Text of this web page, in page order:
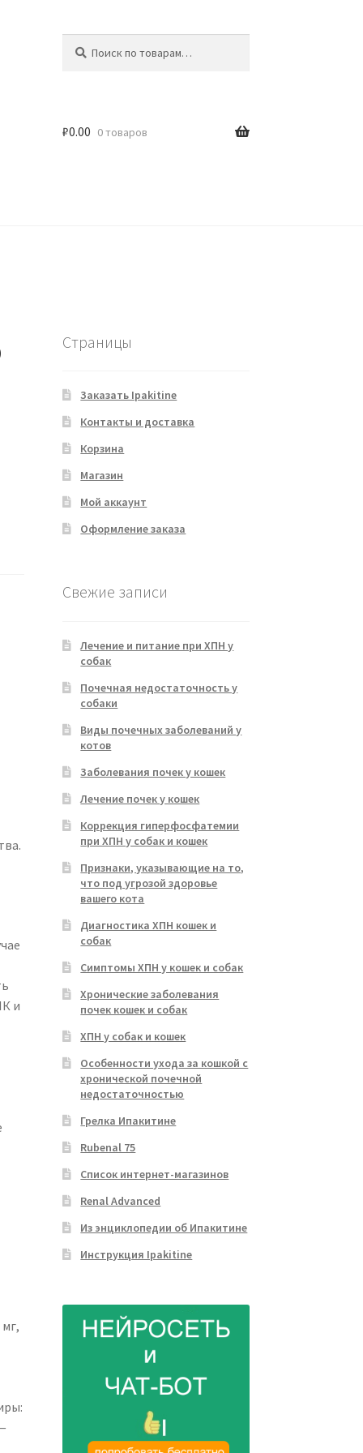
₽0.00 0 товаров
и
Страницы
Заказать Ipakitine
Контакты и доставка
Корзина
Магазин
Мой аккаунт
Оформление заказа
Свежие записи
Лечение и питание при ХПН у
собак
Почечная недостаточность у
собаки
Виды почечных заболеваний у
котов
Заболевания почек у кошек
Лечение почек у кошек
Коррекция гиперфосфатемии
при ХПН у собак и кошек
Признаки, указывающие на то,
что под угрозой здоровье
вашего кота
Диагностика ХПН кошек и
собак
Симптомы ХПН у кошек и собак
Хронические заболевания
почек кошек и собак
ХПН у собак и кошек
Особенности ухода за кошкой с
хронической почечной
недостаточностью
Грелка Ипакитине
Rubenal 75
Список интернет-магазинов
Renal Advanced
Из энциклопедии об Ипакитине
Инструкция Ipakitine